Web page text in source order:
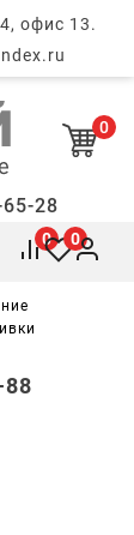
офис 13.
0
28
0 0
88